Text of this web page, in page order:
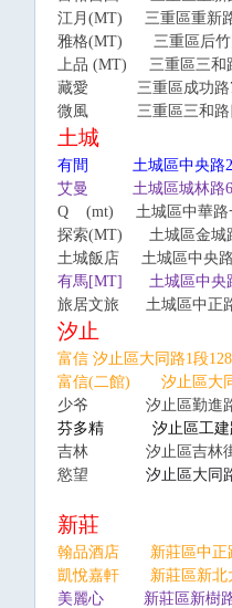
江月 (MT) 三重區重新
雅格(MT) 三重區后
上品 (MT) 三重區三和
藏愛 三重區成功路
微風 三重區三和路四
土城
有間 土城區中央路2
艾曼 土城區城林路6
Q (mt)
土城區中華
探索(MT) 土城區金城
土城飯店
土城區中央
有馬[MT] 土城區中央
旅居文旅 土城區中
汐止
富信 汐止區大同路1段
富信(二館) 汐止區大
少爷
汐止區勤進
芬多精 汐止區工建
吉林
汐止區吉林
慾望
汐止區大同
新莊
翰品酒店 新莊區中正
凱悅嘉軒 新莊區新北
美麗心 新莊區新樹